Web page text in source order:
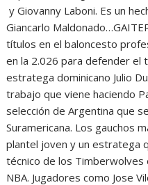
y Giovanny Laboni. Es un
Giancarlo
títulos en el baloncesto
en la 2.026 para defender el
estratega dominicano Julio
trabajo que viene haciendo
selección de Argentina que
Suramericana. Los gauchos
plantel joven y un estratega
técnico de los
NBA. Jugadores como Jose